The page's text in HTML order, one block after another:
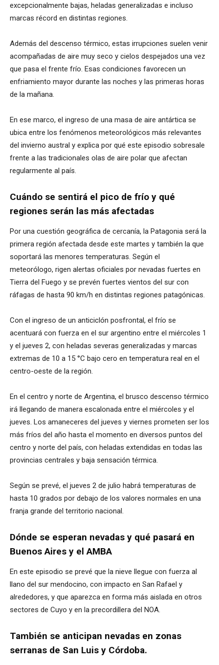
excepcionalmente bajas, heladas generalizadas e incluso
marcas récord en distintas regiones.
Además del descenso térmico, estas irrupciones suelen venir
acompañadas de aire muy seco y cielos despejados una vez
que pasa el frente frío. Esas condiciones favorecen un
enfriamiento mayor durante las noches y las primeras horas
de la mañana.
En ese marco, el ingreso de una masa de aire antártica se
ubica entre los fenómenos meteorológicos más relevantes
del invierno austral y explica por qué este episodio sobresale
frente a las tradicionales olas de aire polar que afectan
regularmente al país.
Cuándo se sentirá el pico de frío y qué
regiones serán las más afectadas
Por una cuestión geográfica de cercanía, la Patagonia será la
primera región afectada desde este martes y también la que
soportará las menores temperaturas. Según el
meteorólogo, rigen alertas oficiales por nevadas fuertes en
Tierra del Fuego y se prevén fuertes vientos del sur con
ráfagas de hasta 90 km/h en distintas regiones patagónicas.
Con el ingreso de un anticiclón posfrontal, el frío se
acentuará con fuerza en el sur argentino entre el miércoles 1
y el jueves 2, con heladas severas generalizadas y marcas
extremas de 10 a 15 °C bajo cero en temperatura real en el
centro-oeste de la región.
En el centro y norte de Argentina, el brusco descenso térmico
irá llegando de manera escalonada entre el miércoles y el
jueves. Los amaneceres del jueves y viernes prometen ser los
más fríos del año hasta el momento en diversos puntos del
centro y norte del país, con heladas extendidas en todas las
provincias centrales y baja sensación térmica.
Según se prevé, el jueves 2 de julio habrá temperaturas de
hasta 10 grados por debajo de los valores normales en una
franja grande del territorio nacional.
Dónde se esperan nevadas y qué pasará en
Buenos Aires y el AMBA
En este episodio se prevé que la nieve llegue con fuerza al
llano del sur mendocino, con impacto en San Rafael y
alrededores, y que aparezca en forma más aislada en otros
sectores de Cuyo y en la precordillera del NOA.
También se anticipan nevadas en zonas
serranas de San Luis y Córdoba.